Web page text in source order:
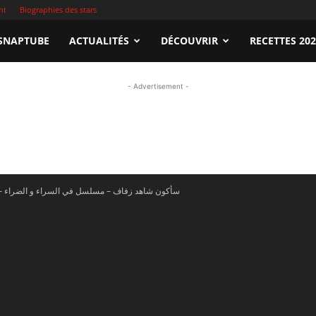
Biographies des stars
ACTUALITÉS DÉCOUVRIR RECETTES
- Advertisement -
En vidéo – سأكون شاهد زفاف – مسلسل في السراء و الضراء